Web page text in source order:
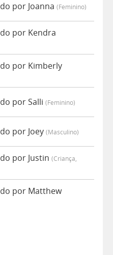
por Joanna (feminino)
por Kendra
por Kimberly
por Salli (feminino)
por Joey (masculino)
por Justin (criança,
por Matthew